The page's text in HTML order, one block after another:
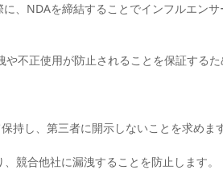
、NDAを締結することでインフルエン
不正使用が防止されることを保証するた
持し、第三者に開示しないことを求めます
競合他社に漏洩することを防止します。